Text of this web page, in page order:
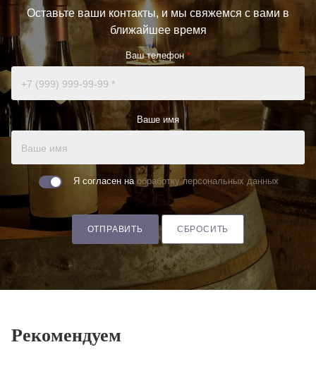
Оставьте ваши контакты, и мы свяжемся с вами в
ближайшее время
Ваш телефон *
Ваше имя
Я согласен на обработку персональных данных
ОТПРАВИТЬ СБРОСИТЬ
Рекомендуем